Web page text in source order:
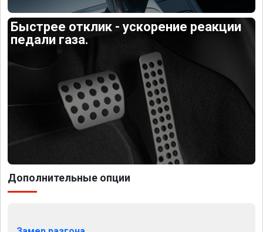
Быстрее отклик - ускорение реакции
педали газа.
Дополнительные опции